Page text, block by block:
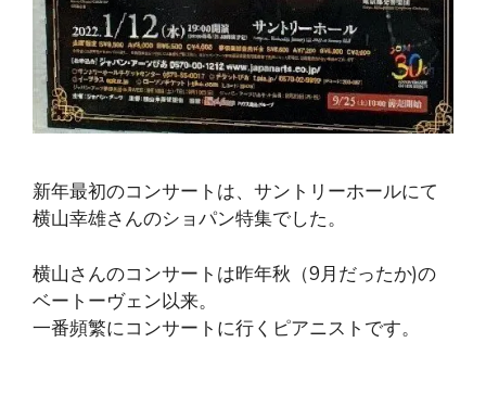
新年最初のコンサートは、サントリーホールにて
横山幸雄さんのショパン特集でした。
横山さんのコンサートは昨年秋（9月だったか)の
ベートーヴェン以来。
一番頻繁にコンサートに行くピアニストです。